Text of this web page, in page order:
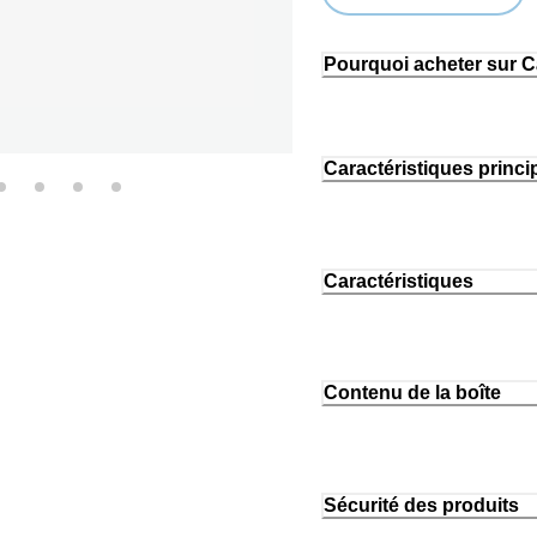
Pourquoi acheter sur
Caractéristiques
Caractéristiques
Contenu de la boîte
Sécurité des produits